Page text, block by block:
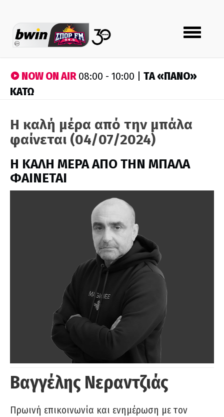
Toggle
navigation
NOW ON AIR08:00 - 10:00 | ΤA «ΠΑΝΟ»
ΚΑΤΩ
Η καλή μέρα από την μπάλα
φαίνεται (04/07/2024)
H ΚΑΛΗ ΜΕΡΑ ΑΠΟ ΤΗΝ ΜΠΑΛΑ
ΦΑΙΝΕΤΑΙ
Βαγγέλης Νεραντζιάς
Πρωινή επικοινωνία και ενημέρωση με τον